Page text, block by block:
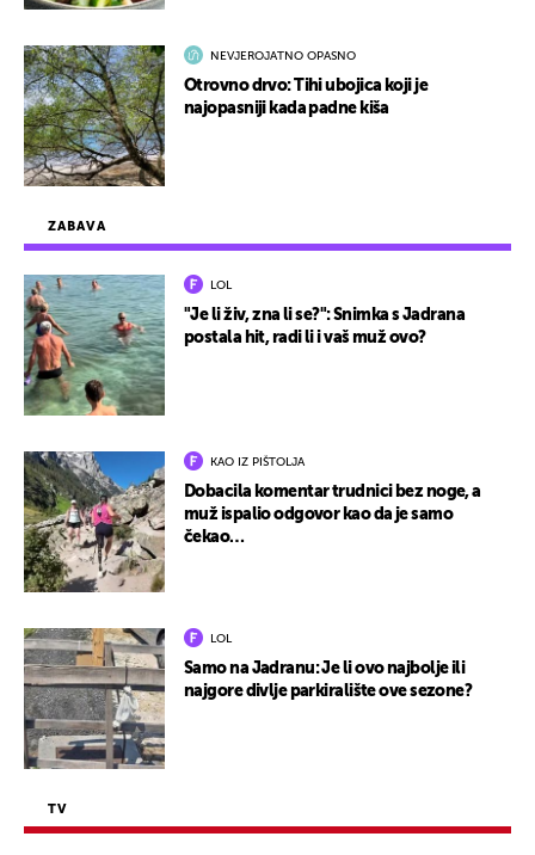
ZABAVA
LOL
"Je li živ, zna li se?": Snimka s Jadrana
postala hit, radi li i vaš muž ovo?
KAO IZ PIŠTOLJA
Dobacila komentar trudnici bez noge, a
muž ispalio odgovor kao da je samo
čekao…
LOL
Samo na Jadranu: Je li ovo najbolje ili
najgore divlje parkiralište ove sezone?
TV
NEVJEROJATNO OPASNO
Otrovno drvo: Tihi ubojica koji je
najopasniji kada padne kiša